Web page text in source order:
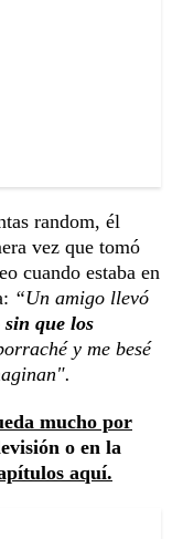
random, él
vez que tomó
cuando estaba en
“Un amigo llevó
sin que los
y me besé
mucho por
o en la
aquí.